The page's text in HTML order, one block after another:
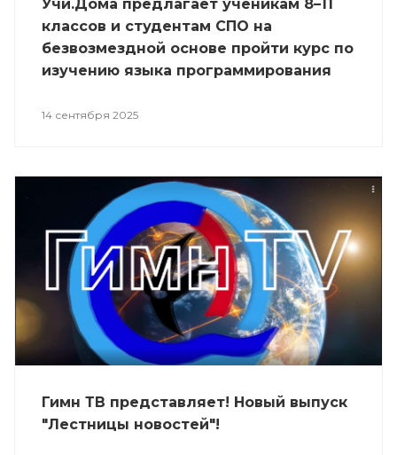
Учи.Дома предлагает ученикам 8–11
классов и студентам СПО на
безвозмездной основе пройти курс по
изучению языка программирования
продвинутого уровня сложности.
14 сентября 2025
Гимн ТВ представляет! Новый выпуск
"Лестницы новостей"!